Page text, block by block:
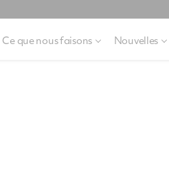
Ce que nous faisons Nouvelles